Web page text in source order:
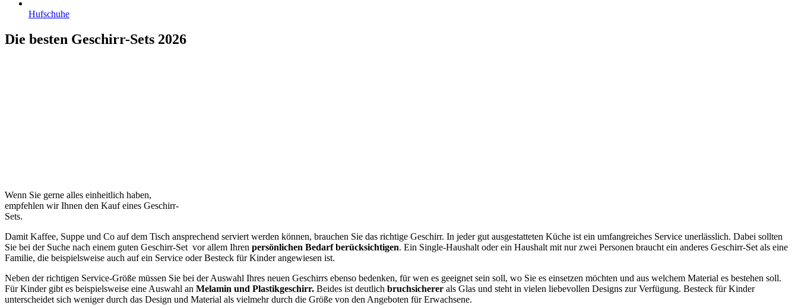
Hufschuhe
Die besten Geschirr-Sets 2026
Wenn Sie gerne alles einheitlich haben,
empfehlen wir Ihnen den Kauf eines Geschirr-
Sets.
Damit Kaffee, Suppe und Co auf dem Tisch ansprechend serviert werden können, brauchen Sie das richtige Geschirr. In jeder gut ausgestatteten Küche ist ein umfangreiches Service unerlässlich. Dabei sollten
Sie bei der Suche nach einem guten Geschirr-Set vor allem Ihren persönlichen Bedarf berücksichtigen. Ein Single-Haushalt oder ein Haushalt mit nur zwei Personen braucht ein anderes Geschirr-Set als eine
Familie, die beispielsweise auch auf ein Service oder Besteck für Kinder angewiesen ist.
Neben der richtigen Service-Größe müssen Sie bei der Auswahl Ihres neuen Geschirrs ebenso bedenken, für wen es geeignet sein soll, wo Sie es einsetzen möchten und aus welchem Material es bestehen soll.
Für Kinder gibt es beispielsweise eine Auswahl an Melamin und Plastikgeschirr. Beides ist deutlich bruchsicherer als Glas und steht in vielen liebevollen Designs zur Verfügung. Besteck für Kinder
unterscheidet sich weniger durch das Design und Material als vielmehr durch die Größe von den Angeboten für Erwachsene.